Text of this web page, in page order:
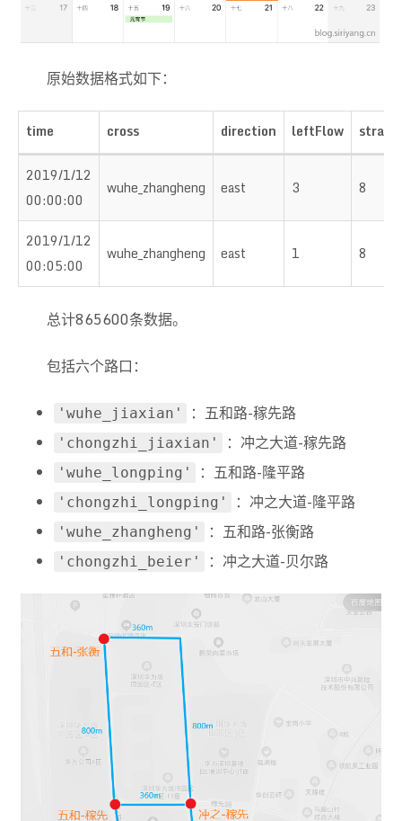
原始数据格式如下：
time cross direction leftFlow
2019/1/12
00:00:00
wuhe_zhangheng east 3 8
2019/1/12
00:05:00
wuhe_zhangheng east 1 8
总计865600条数据。
包括六个路口：
'wuhe_jiaxian' ：五和路-稼先路
'chongzhi_jiaxian' ：冲之大道-稼先路
'wuhe_longping' ：五和路-隆平路
'chongzhi_longping' ：冲之大道-隆平路
'wuhe_zhangheng' ：五和路-张衡路
'chongzhi_beier' ：冲之大道-贝尔路